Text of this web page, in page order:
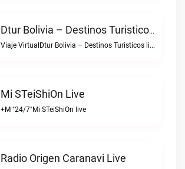
Dtur Bolivia – Destinos Turisticos Live
Viaje VirtualDtur Bolivia – Destinos Turisticos live
Mi STeiShiOn Live
+M "24/7"Mi STeiShiOn live
Radio Origen Caranavi Live